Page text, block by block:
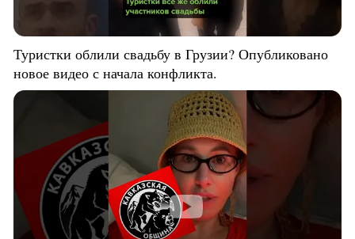
Туристки облили свадьбу в Грузии? Опубликовано
новое видео с начала конфликта.